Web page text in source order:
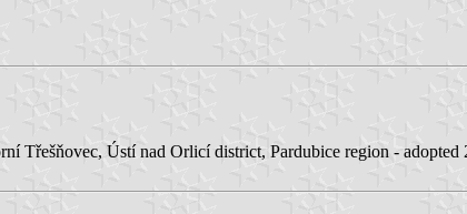
Třešňovec, Ústí nad Orlicí district, Pardubice region - adopted